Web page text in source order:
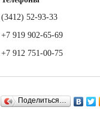
(3412) 52-93-33
+7 919 902-65-69
+7 912 751-00-75
Поделиться…